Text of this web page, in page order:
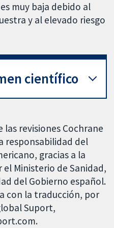
muy baja debido al
y al elevado riesgo
científico
revisiones Cochrane
responsabilidad del
gracias a la
Ministerio de Sanidad,
del Gobierno español.
con la traducción, por
Suport,